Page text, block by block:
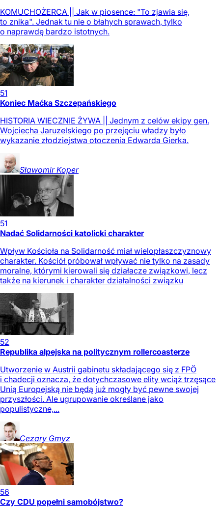
KOMUCHOŻERCA || Jak w piosence: "To zjawia się,
to znika". Jednak tu nie o błahych sprawach, tylko
o naprawdę bardzo istotnych.
51
Koniec Maćka Szczepańskiego
HISTORIA WIECZNIE ŻYWA || Jednym z celów ekipy gen.
Wojciecha Jaruzelskiego po przejęciu władzy było
wykazanie złodziejstwa otoczenia Edwarda Gierka.
Sławomir Koper
51
Nadać Solidarności katolicki charakter
Wpływ Kościoła na Solidarność miał wielopłaszczyznowy
charakter. Kościół próbował wpływać nie tylko na zasady
moralne, którymi kierowali się działacze związkowi, lecz
także na kierunek i charakter działalności związku
52
Republika alpejska na politycznym rollercoasterze
Utworzenie w Austrii gabinetu składającego się z FPÖ
i chadecji oznacza, że dotychczasowe elity wciąż trzęsące
Unią Europejską nie będą już mogły być pewne swojej
przyszłości. Ale ugrupowanie określane jako
populistyczne,...
Cezary Gmyz
56
Czy CDU popełni samobójstwo?